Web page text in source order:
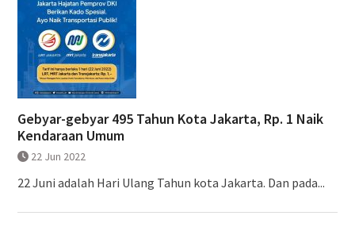
Gebyar-gebyar 495 Tahun Kota Jakarta, Rp. 1 Naik
Kendaraan Umum
22 Jun 2022
22 Juni adalah Hari Ulang Tahun kota Jakarta. Dan pada...